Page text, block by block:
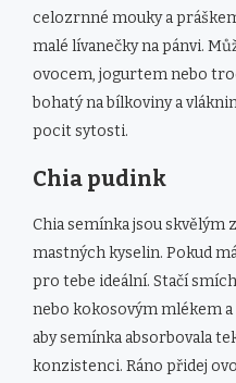
celozrnné mouky a
malé lívanečky na pánvi.
ovocem, jogurtem nebo
bohatý na bílkoviny a
pocit sytosti.
Chia pudink
Chia semínka jsou skvělým
mastných kyselin. Pokud
pro tebe ideální. Stačí
nebo kokosovým mlékem
aby semínka absorbovala
konzistenci. Ráno přidej